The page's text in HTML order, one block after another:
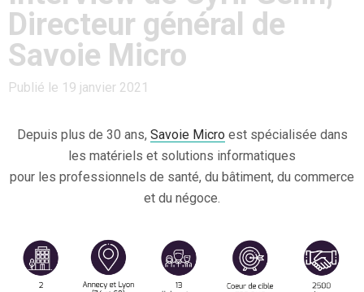
Directeur général de
Savoie Micro
Publié le 19 janvier 2021
Depuis plus de 30 ans, Savoie Microest spécialisée dans
les matériels et solutions informatiques
pour les professionnels de santé, du bâtiment, du commerce
et du négoce.